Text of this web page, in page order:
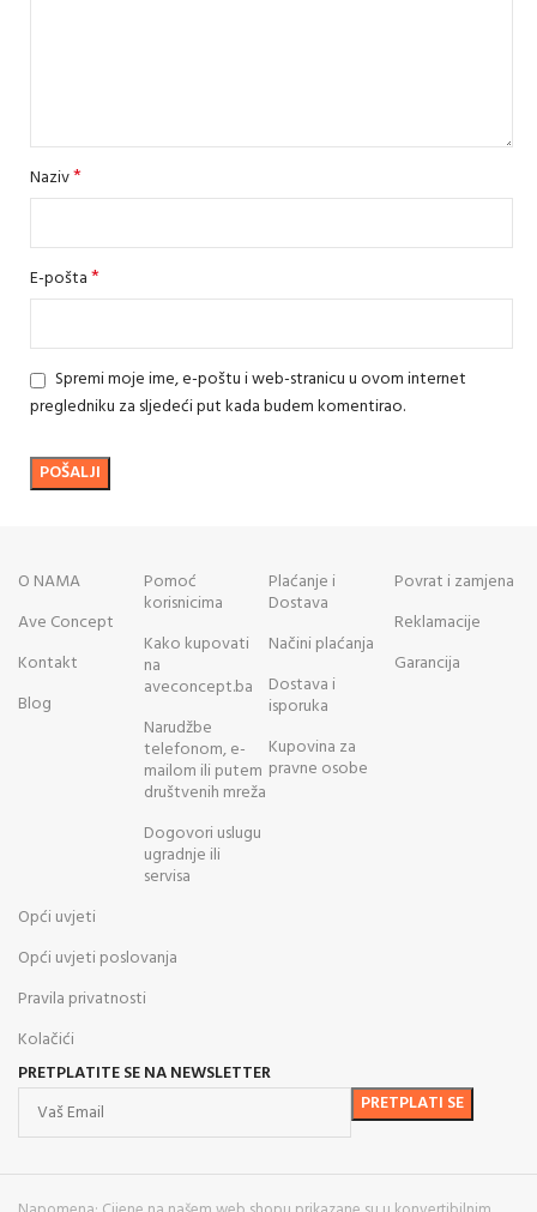
Naziv*
E-pošta*
Spremi moje ime, e-poštu i web-stranicu u ovom internet
pregledniku za sljedeći put kada budem komentirao.
O NAMA
Ave Concept
Kontakt
Blog
Pomoć
korisnicima
Kako kupovati
na
aveconcept.ba
Narudžbe
telefonom, e-
mailom ili putem
društvenih mreža
Dogovori uslugu
ugradnje ili
servisa
Plaćanje i
Dostava
Načini plaćanja
Dostava i
isporuka
Kupovina za
pravne osobe
Povrat i zamjena
Reklamacije
Garancija
Opći uvjeti
Opći uvjeti poslovanja
Pravila privatnosti
Kolačići
PRETPLATITE SE NA NEWSLETTER